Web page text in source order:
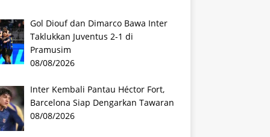
Gol Diouf dan Dimarco Bawa Inter
Taklukkan Juventus 2-1 di
Pramusim
08/08/2026
Inter Kembali Pantau Héctor Fort,
Barcelona Siap Dengarkan Tawaran
08/08/2026